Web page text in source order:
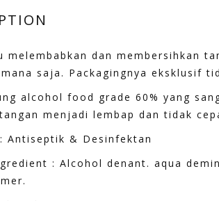
melembabkan dan membersihkan
saja. Packagingnya eksklusif
alcohol food grade 60% yang
menjadi lembap dan tidak
Antiseptik & Desinfektan
: Alcohol denant. aqua